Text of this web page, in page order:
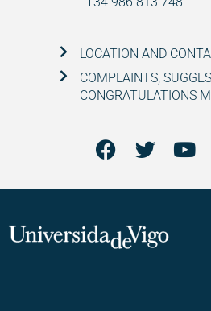
LOCATION AND
COMPLAINTS,
CONGRATULATIONS